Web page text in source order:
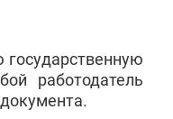
работодатель